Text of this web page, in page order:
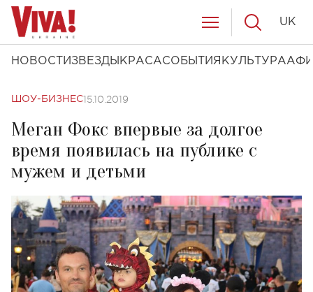
НОВОСТИ ЗВЕЗДЫ КРАСАСОБЫТИЯ КУЛЬТУРА
UK
ШОУ-БИЗНЕС15.10.2019
Меган Фокс впервые за долгое
время появилась на публике с
мужем и детьми